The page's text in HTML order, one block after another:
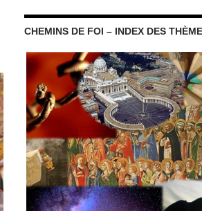
CHEMINS DE FOI – INDEX DES